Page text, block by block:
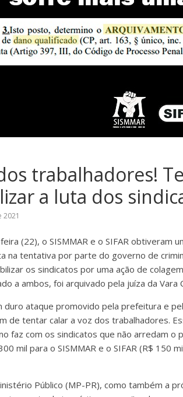
trabalhadores!
a luta dos
(22), o SISMMAR e o SIFAR obtiveram
na tentativa por parte do governo de
os sindicatos por uma ação de
a ambos, foi arquivado pela juíza da Vara
duro ataque promovido pela prefeitura e
de tentar calar a voz dos trabalhadores.
faz com os sindicatos que não arredam o
mil para o SISMMAR e o SIFAR (R$ 150
Público (MP-PR), como também a